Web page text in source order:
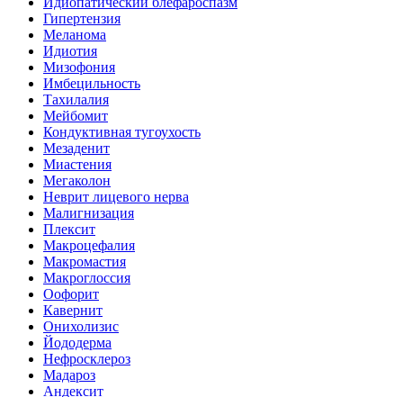
Гипертензия
Меланома
Идиотия
Мизофония
Имбецильность
Тахилалия
Мейбомит
Кондуктивная тугоухость
Мезаденит
Миастения
Мегаколон
Неврит лицевого нерва
Малигнизация
Плексит
Макроцефалия
Макромастия
Макроглоссия
Оофорит
Кавернит
Онихолизис
Йододерма
Нефросклероз
Мадароз
Андексит